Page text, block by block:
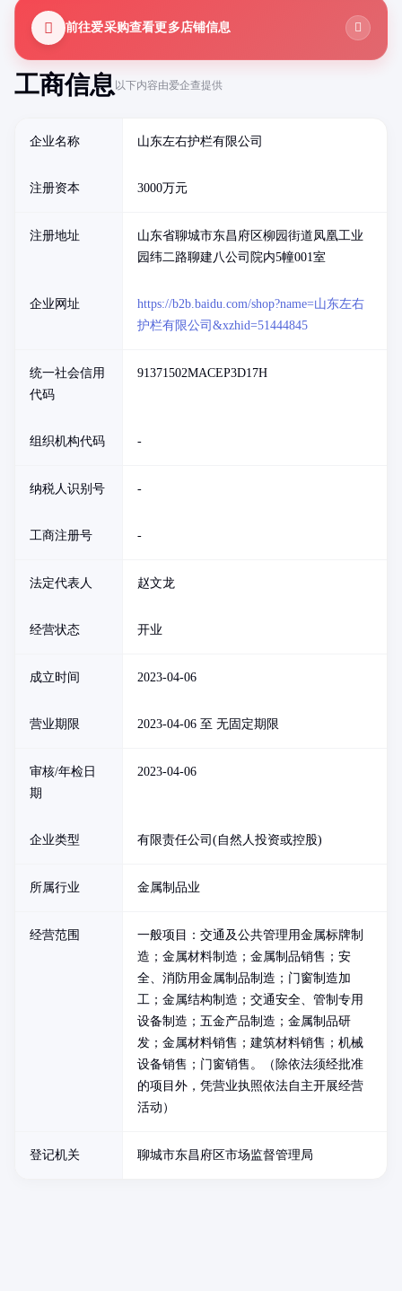
工商信息以下内容由爱企查提供
企业名称 山东左右护栏有限公司
注册资本 3000万元
注册地址
山东省聊城市东昌府区柳园街道凤凰工业
园纬二路聊建八公司院内5幢001室
企业网址
https://b2b.baidu.com/shop?name=山东左右
护栏有限公司&xzhid=51444845
统一社会信用
代码
91371502MACEP3D17H
组织机构代码 -
纳税人识别号 -
工商注册号 -
法定代表人 赵文龙
经营状态 开业
成立时间 2023-04-06
营业期限 2023-04-06 至 无固定期限
审核/年检日
期
2023-04-06
企业类型 有限责任公司(自然人投资或控股)
所属行业 金属制品业
经营范围
一般项目：交通及公共管理用金属标牌制
造；金属材料制造；金属制品销售；安
全、消防用金属制品制造；门窗制造加
工；金属结构制造；交通安全、管制专用
设备制造；五金产品制造；金属制品研
发；金属材料销售；建筑材料销售；机械
设备销售；门窗销售。（除依法须经批准
的项目外，凭营业执照依法自主开展经营
活动）
登记机关 聊城市东昌府区市场监督管理局
前往爱采购查看更多店铺信息